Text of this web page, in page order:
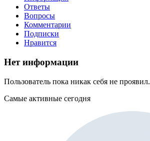
Ответы
Вопросы
Комментарии
Подписки
Нравится
Нет информации
Пользователь пока никак себя не проявил.
Самые активные сегодня